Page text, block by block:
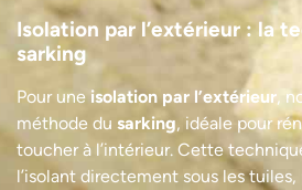
Isolation par l’extérieur : la
sarking
Pour une isolation par l’extérieur,
méthode du sarking, idéale pour
toucher à l’intérieur. Cette
l’isolant directement sous les